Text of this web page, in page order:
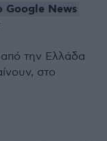
Google News
από την Ελλάδα
στο